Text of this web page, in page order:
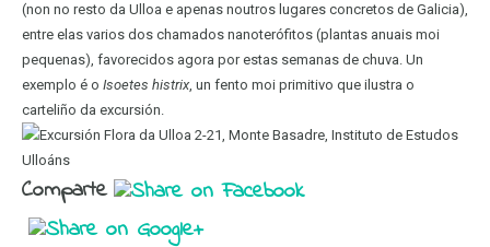
(non no resto da Ulloa e apenas noutros lugares concretos de Galicia),
entre elas varios dos chamados nanoterófitos (plantas anuais moi
pequenas), favorecidos agora por estas semanas de chuva. Un
exemplo é o Isoetes histrix, un fento moi primitivo que ilustra o
carteliño da excursión.
Comparte